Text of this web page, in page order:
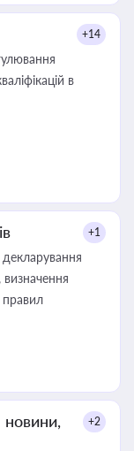
+14
в
+1
декларування
правил
новини,
+2